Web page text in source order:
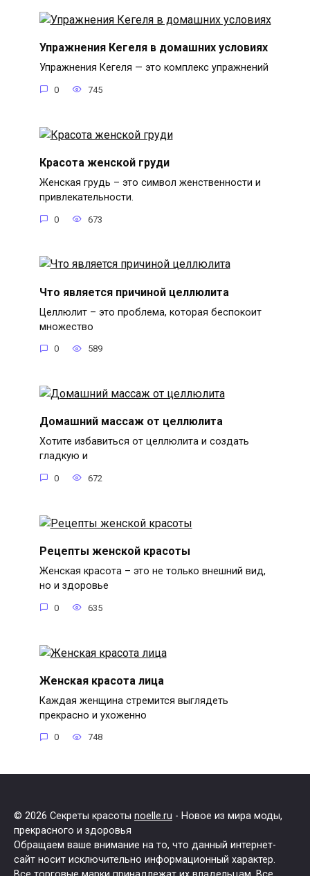
Упражнения Кегеля в домашних условиях
Упражнения Кегеля — это комплекс упражнений
0 745
Красота женской груди
Женская грудь – это символ женственности и
привлекательности.
0 673
Что является причиной целлюлита
Целлюлит – это проблема, которая беспокоит
множество
0 589
Домашний массаж от целлюлита
Хотите избавиться от целлюлита и создать
гладкую и
0 672
Рецепты женской красоты
Женская красота – это не только внешний вид,
но и здоровье
0 635
Женская красота лица
Каждая женщина стремится выглядеть
прекрасно и ухоженно
0 748
© 2026 Секреты красоты noelle.ru - Новое из мира моды,
прекрасного и здоровья
Обращаем ваше внимание на то, что данный интернет-
сайт носит исключительно информационный характер.